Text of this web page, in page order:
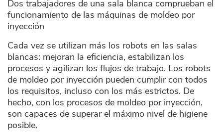
Dos trabajadores de una sala blanca comprueban el
funcionamiento de las máquinas de moldeo por
inyección
Cada vez se utilizan más los robots en las salas
blancas: mejoran la eficiencia, estabilizan los
procesos y agilizan los flujos de trabajo. Los robots
de moldeo por inyección pueden cumplir con todos
los requisitos, incluso con los más estrictos. De
hecho, con los procesos de moldeo por inyección,
son capaces de superar el máximo nivel de higiene
posible.